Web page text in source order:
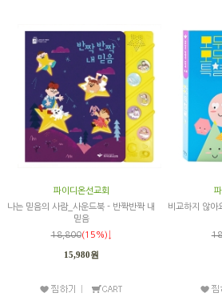
파이디온선교회
나는 믿음의 사람_사운드북 - 반짝반짝 내
믿음
18,800(15%)↓
15,980원
비교하지 않아